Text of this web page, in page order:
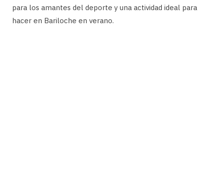
para los amantes del deporte y una actividad ideal para
hacer en Bariloche en verano.